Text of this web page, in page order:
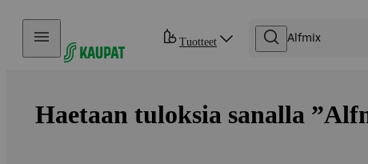
Hyppää sisältöön
Tuotteet
Haetaan tuloksia sanalla